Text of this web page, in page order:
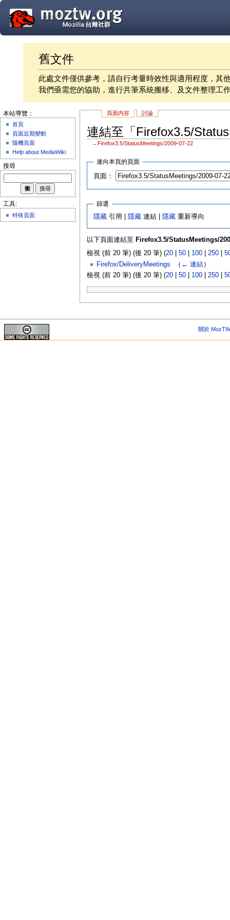
舊文件
此處文件僅供參考，請自行考量時效性與適用程度，其
我們亟需您的協助，進行共筆系統搬移、及文件整理工
頁面內容 討論
連結至「Firefox3.5/
← Firefox3.5/StatusMeetings/2009-07-22
連向本頁的頁面
頁面：
篩選
隱藏 引用 | 隱藏 連結 | 隱藏 重新導向
以下頁面連結至 Firefox3.5/StatusMeetings/
檢視 (前 20 筆) (後 20 筆) (20| 50| 100| 250|
Firefox/DeliveryMeetings
（ ← 連結）
檢視 (前 20 筆) (後 20 筆) (20| 50| 100| 250|
本站導覽：
首頁
頁面近期變動
隨機頁面
Help about MediaWiki
搜尋
工具:
特殊頁面
關於